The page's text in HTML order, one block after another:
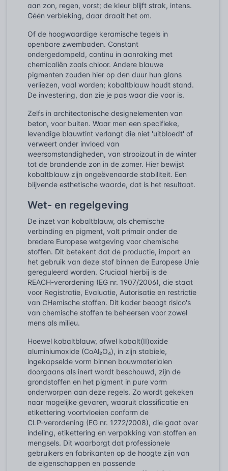
aan zon, regen, vorst; de kleur blijft strak, intens.
Géén verbleking, daar draait het om.
Of de hoogwaardige keramische tegels in
openbare zwembaden. Constant
ondergedompeld, continu in aanraking met
chemicaliën zoals chloor. Andere blauwe
pigmenten zouden hier op den duur hun glans
verliezen, vaal worden; kobaltblauw houdt stand.
De investering, dan zie je pas waar die voor is.
Zelfs in architectonische designelementen van
beton, voor buiten. Waar men een specifieke,
levendige blauwtint verlangt die niet 'uitbloedt' of
verweert onder invloed van
weersomstandigheden, van strooizout in de winter
tot de brandende zon in de zomer. Hier bewijst
kobaltblauw zijn ongeëvenaarde stabiliteit. Een
blijvende esthetische waarde, dat is het resultaat.
Wet- en regelgeving
De inzet van kobaltblauw, als chemische
verbinding en pigment, valt primair onder de
bredere Europese wetgeving voor chemische
stoffen. Dit betekent dat de productie, import en
het gebruik van deze stof binnen de Europese Unie
gereguleerd worden. Cruciaal hierbij is de
REACH-verordening (EG nr. 1907/2006), die staat
voor Registratie, Evaluatie, Autorisatie en restrictie
van CHemische stoffen. Dit kader beoogt risico's
van chemische stoffen te beheersen voor zowel
mens als milieu.
Hoewel kobaltblauw, ofwel kobalt(II)oxide
aluminiumoxide (CoAl₂O₄), in zijn stabiele,
ingekapselde vorm binnen bouwmaterialen
doorgaans als inert wordt beschouwd, zijn de
grondstoffen en het pigment in pure vorm
onderworpen aan deze regels. Zo wordt gekeken
naar mogelijke gevaren, waaruit classificatie en
etikettering voortvloeien conform de
CLP-verordening (EG nr. 1272/2008), die gaat over
indeling, etikettering en verpakking van stoffen en
mengsels. Dit waarborgt dat professionele
gebruikers en fabrikanten op de hoogte zijn van
de eigenschappen en passende